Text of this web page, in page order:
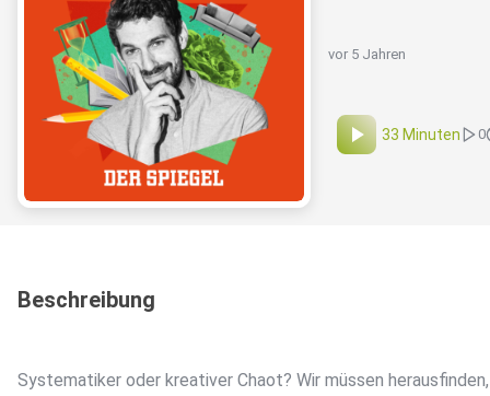
vor 5 Jahren
33 Minuten 0
Beschreibung
Systematiker oder kreativer Chaot? Wir müssen